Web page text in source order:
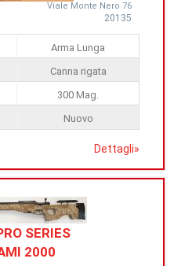
Viale Monte Nero 76
20135
Arma Lunga
Canna rigata
300 Mag.
Nuovo
Dettagli»
SERIES
2000